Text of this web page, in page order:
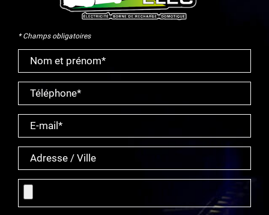
* Champs obligatoires
Nom et prénom*
Téléphone*
E-mail*
Adresse / Ville